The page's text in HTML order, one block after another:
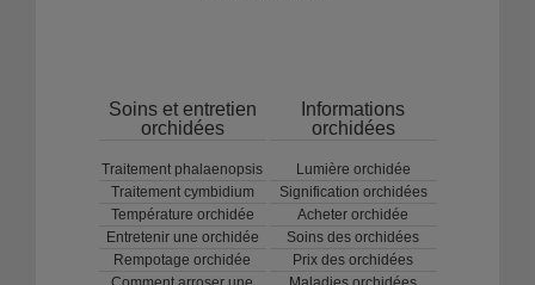
Soins et entretien
orchidées
Traitement phalaenopsis
Traitement cymbidium
Température orchidée
Entretenir une orchidée
Rempotage orchidée
Informations
orchidées
Lumière orchidée
Signification orchidées
Acheter orchidée
Soins des orchidées
Prix des orchidées